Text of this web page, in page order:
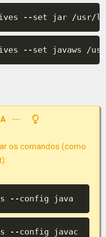
--set jar /usr/
--set javaws /
---
os comandos (como
--config java
--config javac